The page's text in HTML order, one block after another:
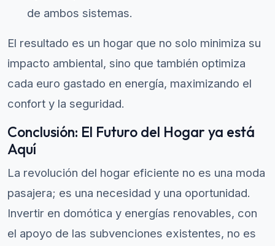
de ambos sistemas.
El resultado es un hogar que no solo minimiza su
impacto ambiental, sino que también optimiza
cada euro gastado en energía, maximizando el
confort y la seguridad.
Conclusión: El Futuro del Hogar ya está
Aquí
La revolución del hogar eficiente no es una moda
pasajera; es una necesidad y una oportunidad.
Invertir en domótica y energías renovables, con
el apoyo de las subvenciones existentes, no es